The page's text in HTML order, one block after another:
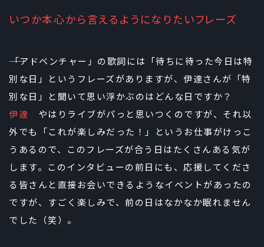
いつか本心から言えるようになりたいフレーズ
――「アドベンチャー」の歌詞には「待ちに待った今日は特
別な日」というフレーズがありますが、伊達さんが「特
別な日」と聞いて思い浮かぶのはどんな日ですか？
伊達 やはりライブがパっと思いつくのですが、それ以
外でも「これが楽しみだった！」というお仕事がけっこ
うあるので、このフレーズが合う日はたくさんある気が
します。このインタビューの前日にも、応援してくださ
る皆さんと直接お会いできるようなイベントがあったの
ですが、すごく楽しみで、前の日はなかなか眠れません
でした（笑）。